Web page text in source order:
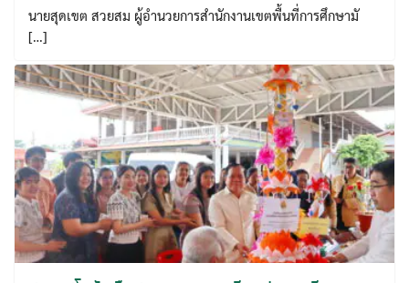
นายสุดเขต สวยสม ผู้อำนวยการสำนักงานเขตพื้นที่การศึกษามั
[…]